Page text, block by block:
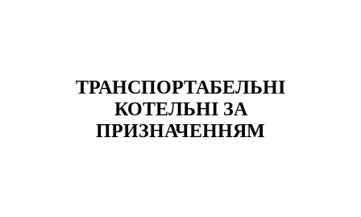
ТРАНСПОРТАБЕЛЬНІ
КОТЕЛЬНІ ЗА
ПРИЗНАЧЕННЯМ